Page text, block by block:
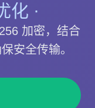
化 ·
加密，结合
安全传输。